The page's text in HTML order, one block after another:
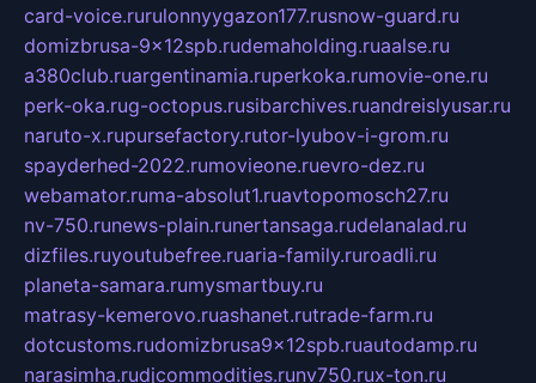
card-voice.rurulonnyygazon177.rusnow-guard.ru
domizbrusa-9x12spb.rudemaholding.ruaalse.ru
a380club.ruargentinamia.ruperkoka.rumovie-one.ru
perk-oka.rug-octopus.rusibarchives.ruandreislyusar.ru
naruto-x.rupursefactory.rutor-lyubov-i-grom.ru
spayderhed-2022.rumovieone.ruevro-dez.ru
webamator.ruma-absolut1.ruavtopomosch27.ru
nv-750.runews-plain.runertansaga.rudelanalad.ru
dizfiles.ruyoutubefree.ruaria-family.ruroadli.ru
planeta-samara.rumysmartbuy.ru
matrasy-kemerovo.ruashanet.rutrade-farm.ru
dotcustoms.rudomizbrusa9x12spb.ruautodamp.ru
narasimha.rudjcommodities.runv750.rux-ton.ru